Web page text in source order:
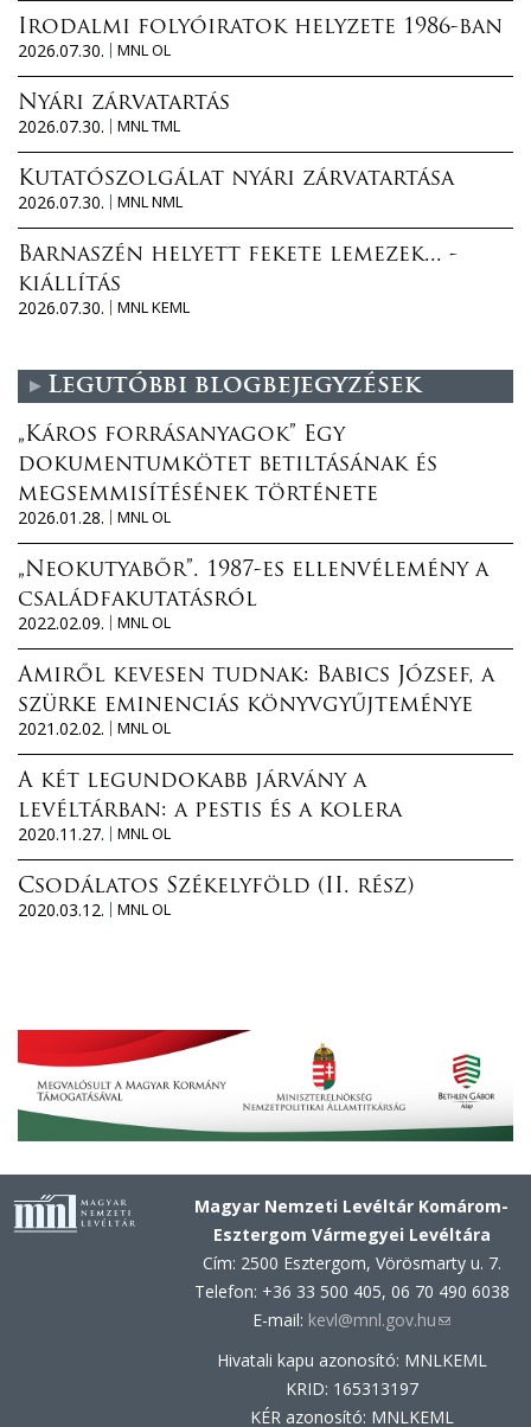
Irodalmi folyóiratok helyzete 1986-ban
2026.07.30.
MNL OL
Nyári zárvatartás
2026.07.30.
MNL TML
Kutatószolgálat nyári zárvatartása
2026.07.30.
MNL NML
Barnaszén helyett fekete lemezek... -
kiállítás
2026.07.30.
MNL KEML
Legutóbbi blogbejegyzések
„Káros forrásanyagok” Egy
dokumentumkötet betiltásának és
megsemmisítésének története
2026.01.28.
MNL OL
„Neokutyabőr”. 1987-es ellenvélemény a
családfakutatásról
2022.02.09.
MNL OL
Amiről kevesen tudnak: Babics József, a
szürke eminenciás könyvgyűjteménye
2021.02.02.
MNL OL
A két legundokabb járvány a
levéltárban: a pestis és a kolera
2020.11.27.
MNL OL
Csodálatos Székelyföld (II. rész)
2020.03.12.
MNL OL
Magyar Nemzeti Levéltár Komárom-
Esztergom Vármegyei Levéltára
Cím: 2500 Esztergom, Vörösmarty u. 7.
Telefon: +36 33 500 405, 06 70 490 6038
E-mail: kevl@mnl.gov.hu(link
Hivatali kapu azonosító: MNLKEML
KRID: 165313197
KÉR azonosító: MNLKEML